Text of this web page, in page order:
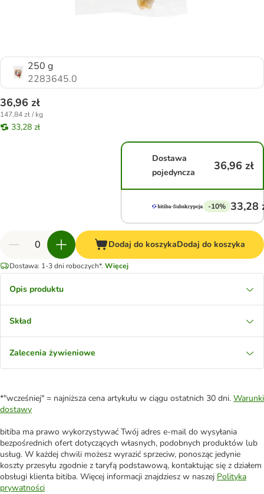
250 g
2283645.0
36,96 zł
147,84 zł / kg
33,28 zł
Dostawa
pojedyncza
36,96 zł
-10% 33,28
Dodaj do koszykaDodaj do koszyka
Dostawa: 1-3 dni roboczych*. Więcej
Opis produktu
Skład
Zalecenia żywieniowe
*"wcześniej" = najniższa cena artykułu w ciągu ostatnich 30 dni. Warunki
dostawy
bitiba ma prawo wykorzystywać Twój adres e-mail do wysyłania
bezpośrednich ofert dotyczących własnych, podobnych produktów lub
usług. W każdej chwili możesz wyrazić sprzeciw, ponosząc jedynie
koszty przesyłu zgodnie z taryfą podstawową, kontaktując się z działem
obsługi klienta bitiba. Więcej informacji znajdziesz w naszej Polityka
prywatności